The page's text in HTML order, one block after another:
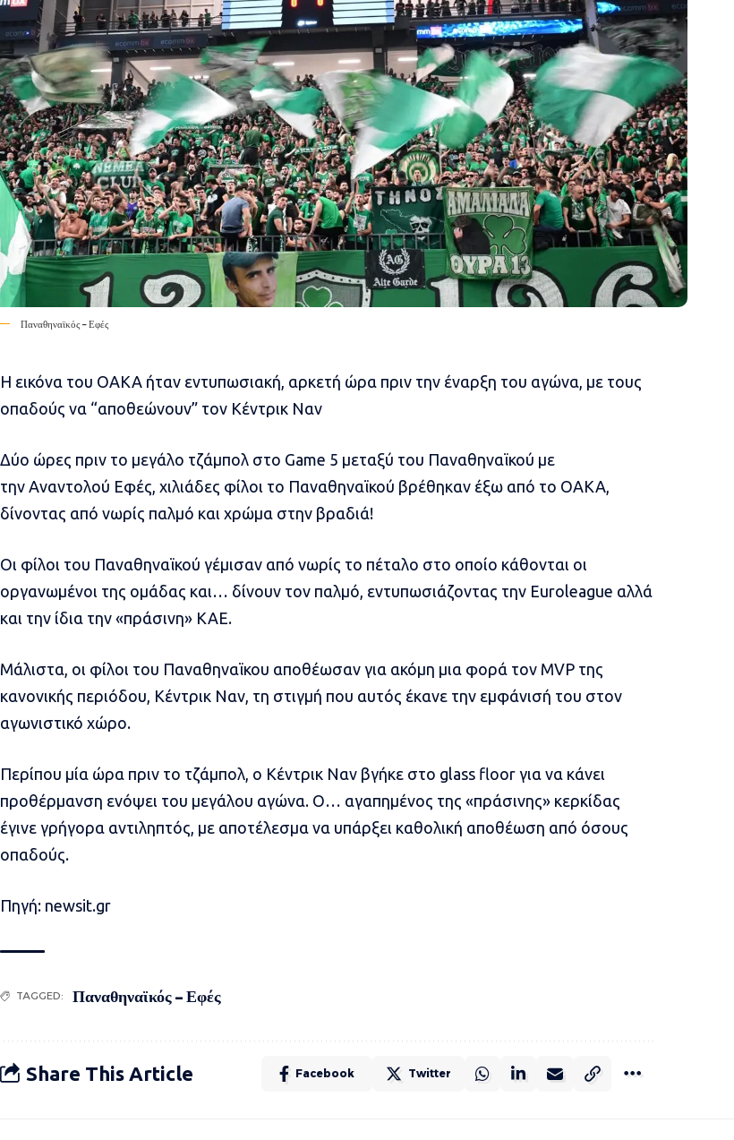
Παναθηναϊκός – Εφές
Η εικόνα του ΟΑΚΑ ήταν εντυπωσιακή, αρκετή ώρα πριν την έναρξη του αγώνα, με τους
οπαδούς να “αποθεώνουν” τον Κέντρικ Ναν
Δύο ώρες πριν το μεγάλο τζάμπολ στο Game 5 μεταξύ του Παναθηναϊκού με
την Αναντολού Εφές , χιλιάδες φίλοι το Παναθηναϊκού βρέθηκαν έξω από το ΟΑΚΑ,
δίνοντας από νωρίς παλμό και χρώμα στην βραδιά!
Οι φίλοι του Παναθηναϊκού γέμισαν από νωρίς το πέταλο στο οποίο κάθονται οι
οργανωμένοι της ομάδας και… δίνουν τον παλμό, εντυπωσιάζοντας την Euroleague αλλά
και την ίδια την «πράσινη» ΚΑΕ.
Μάλιστα, οι φίλοι του Παναθηναϊκου αποθέωσαν για ακόμη μια φορά τον MVP της
κανονικής περιόδου, Κέντρικ Ναν, τη στιγμή που αυτός έκανε την εμφάνισή του στον
αγωνιστικό χώρο.
Περίπου μία ώρα πριν το τζάμπολ, ο Κέντρικ Ναν βγήκε στο glass floor για να κάνει
προθέρμανση ενόψει του μεγάλου αγώνα. Ο… αγαπημένος της «πράσινης» κερκίδας
έγινε γρήγορα αντιληπτός, με αποτέλεσμα να υπάρξει καθολική αποθέωση από όσους
οπαδούς.
Πηγή: newsit.gr
TAGGED: Παναθηναϊκός – Εφές
Share This Article Facebook Twitter